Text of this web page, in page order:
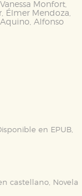
Vanessa Monfort,
, Élmer Mendoza,
,Alfonso
en EPUB,
castellano, Novela